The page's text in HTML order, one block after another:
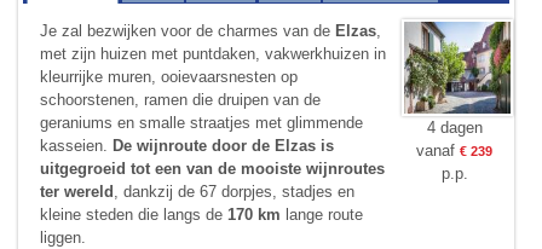
Je zal bezwijken voor de charmes van de Elzas,
met zijn huizen met puntdaken, vakwerkhuizen in
kleurrijke muren, ooievaarsnesten op
schoorstenen, ramen die druipen van de
geraniums en smalle straatjes met glimmende
kasseien. De wijnroute door de Elzas is
uitgegroeid tot een van de mooiste wijnroutes
ter wereld , dankzij de 67 dorpjes, stadjes en
kleine steden die langs de170 km lange route
liggen.
4 dagen
vanaf€ 239
p.p.